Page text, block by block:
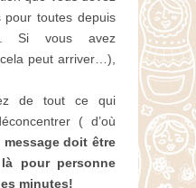
toutes depuis
Si vous avez
peut arriver…),
de tout ce qui
( d’où
message doit être
pour personne
minutes!